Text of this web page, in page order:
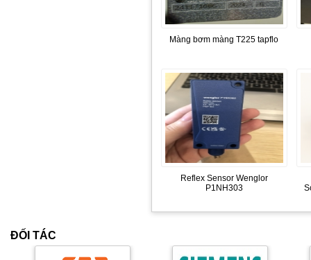
Màng bơm màng T225 tapflo
Reflex Sensor Wenglor
P1NH303
ĐỐI TÁC